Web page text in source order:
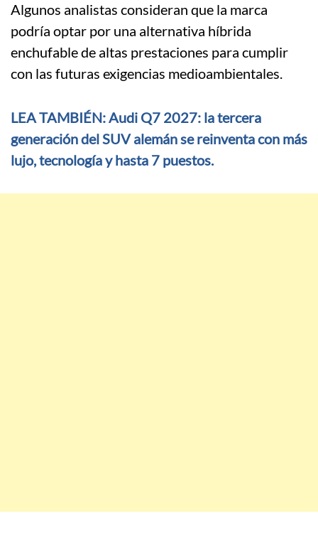
Algunos analistas consideran que la marca
podría optar por una alternativa híbrida
enchufable de altas prestaciones para cumplir
con las futuras exigencias medioambientales.
LEA TAMBIÉN: Audi Q7 2027: la tercera
generación del SUV alemán se reinventa con más
lujo, tecnología y hasta 7 puestos.